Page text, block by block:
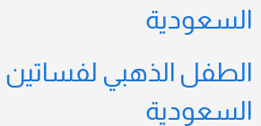
السعودية
الطفل الذهبي لفساتين
السعودية